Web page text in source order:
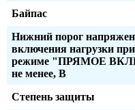
Байпас
Нижний порог
включения нагрузки
режиме "ПРЯМОЕ
не менее, В
Степень защиты